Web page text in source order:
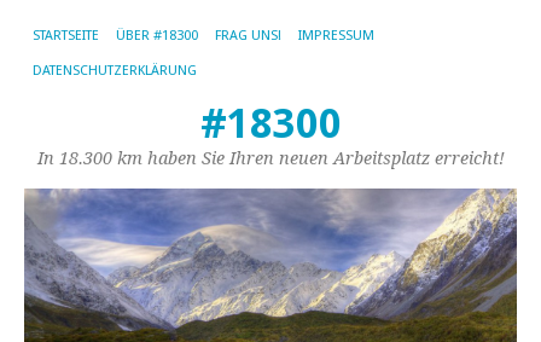
STARTSEITE ÜBER #18300 FRAG UNS! IMPRESSUM
DATENSCHUTZERKLÄRUNG
#18300
In 18.300 km haben Sie Ihren neuen Arbeitsplatz erreicht!